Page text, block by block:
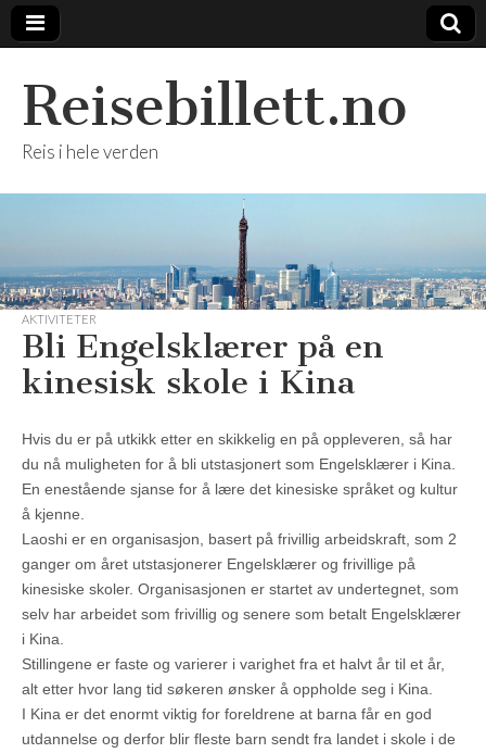
Reisebillett.no
Reis i hele verden
AKTIVITETER
Bli Engelsklærer på en
kinesisk skole i Kina
Hvis du er på utkikk etter en skikkelig en på oppleveren, så har
du nå muligheten for å bli utstasjonert som Engelsklærer i Kina.
En enestående sjanse for å lære det kinesiske språket og kultur
å kjenne.
Laoshi er en organisasjon, basert på frivillig arbeidskraft, som 2
ganger om året utstasjonerer Engelsklærer og frivillige på
kinesiske skoler. Organisasjonen er startet av undertegnet, som
selv har arbeidet som frivillig og senere som betalt Engelsklærer
i Kina.
Stillingene er faste og varierer i varighet fra et halvt år til et år,
alt etter hvor lang tid søkeren ønsker å oppholde seg i Kina.
I Kina er det enormt viktig for foreldrene at barna får en god
utdannelse og derfor blir fleste barn sendt fra landet i skole i de